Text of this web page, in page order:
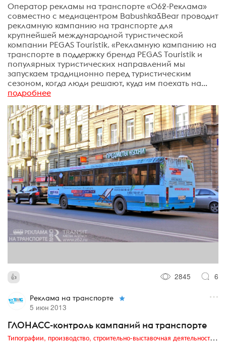
Оператор рекламы на транспорте «062-Реклама»
совместно с медиацентром Babushka&Bear проводит
рекламную кампанию на транспорте для
крупнейшей международной туристической
компании PEGAS Touristik. «Рекламную кампанию на
транспорте в поддержку бренда PEGAS Touristik и
популярных туристических направлений мы
запускаем традиционно перед туристическим
сезоном, когда люди решают, куда им поехать на...
подробнее
2845 6
Реклама на транспорте
5 июн 2013
ГЛОНАСС-контроль кампаний на транспорте
Типографии, производство, строительно-выставочная деятельность, транзитная реклама, издательский бизнес